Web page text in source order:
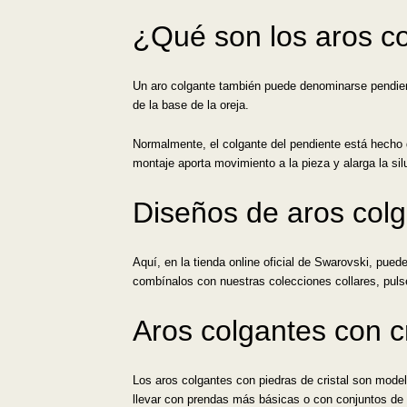
¿Qué son los aros
Un aro colgante también puede denominarse
de la base de la oreja.
Normalmente, el colgante del pendiente está
montaje aporta movimiento a la pieza y alarga la
Diseños de aros
Aquí, en la tienda online oficial de Swarovski,
combínalos con nuestras colecciones collares,
Aros colgantes con
Los aros colgantes con piedras de cristal son
llevar con prendas más básicas o con conjuntos de